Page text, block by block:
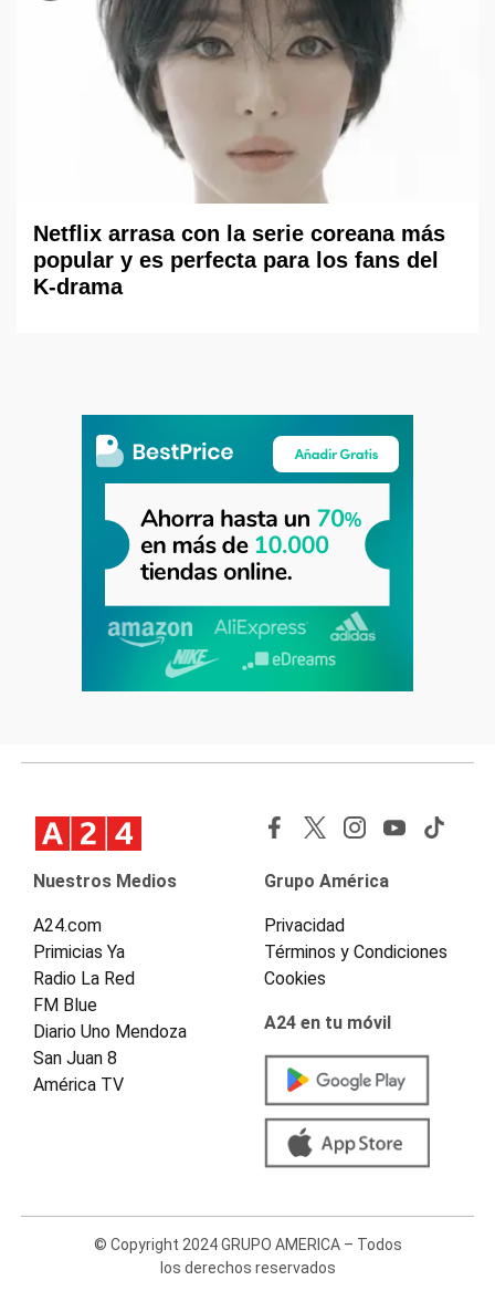
Netflix arrasa con la serie coreana más
popular y es perfecta para los fans del
K-drama
Nuestros Medios
A24.com
Primicias Ya
Radio La Red
FM Blue
Diario Uno Mendoza
San Juan 8
América TV
Grupo América
Privacidad
Términos y Condiciones
Cookies
A24 en tu móvil
© Copyright 2024 GRUPO AMERICA – Todos
los derechos reservados